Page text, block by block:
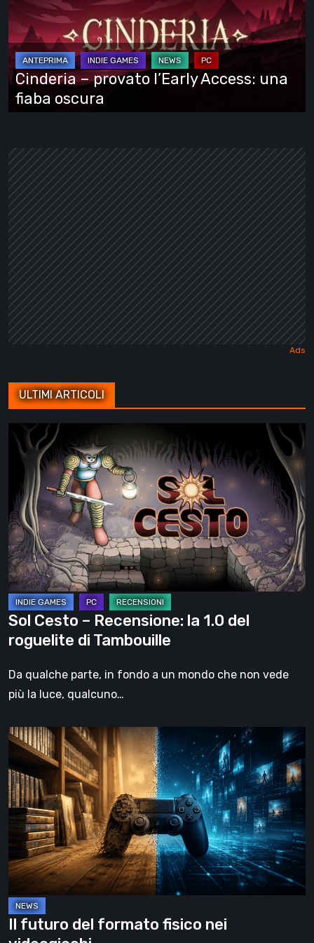
l’Early
Access:
una
fiaba
oscura
Cinderia – provato l’Early Access: una
fiaba oscura
ULTIMI ARTICOLI
Cesto
Recensione:
la
1.0
del
roguelite
di
Tambouille
Sol Cesto – Recensione: la 1.0 del
roguelite di Tambouille
Da qualche parte, in fondo a un mondo che non vede
più la luce, qualcuno…
Il
futuro
del
formato
fisico
videogiochi
Il futuro del formato fisico nei